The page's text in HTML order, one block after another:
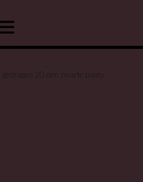
/ gedragen 20 den zwarte panty